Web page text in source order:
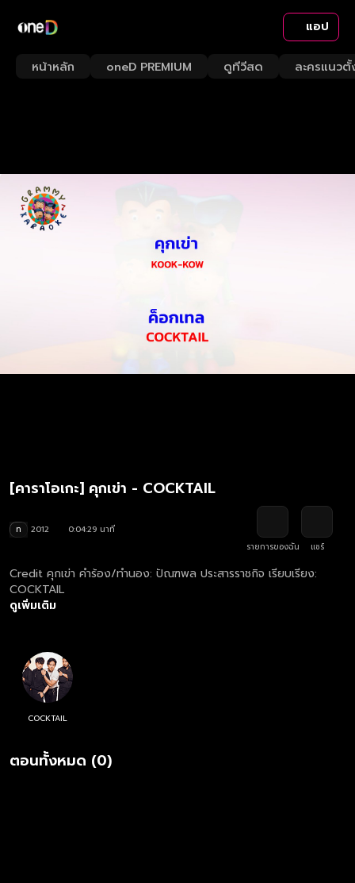
แอป
หน้าหลัก oneD PREMIUM ดูทีวีสด ละครแนวตั้
[คาราโอเกะ] คุกเข่า - COCKTAIL
ท 2012
0:04:29 นาที
รายการของฉัน
แชร์
Credit คุกเข่า คำร้อง/ทำนอง: ปัณฑพล ประสารราชกิจ เรียบเรียง:
COCKTAIL
ดูเพิ่มเติม
COCKTAIL
ตอนทั้งหมด (0)